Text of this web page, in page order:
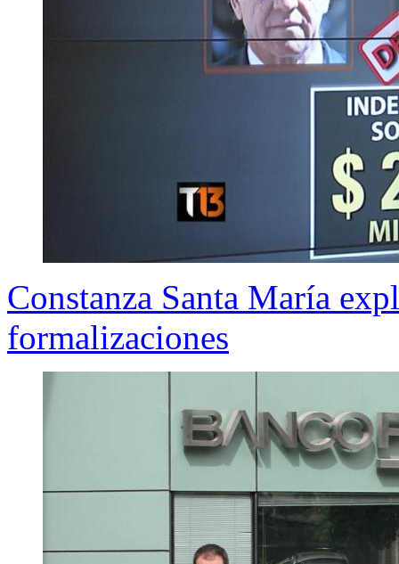
Constanza Santa María
formalizaciones